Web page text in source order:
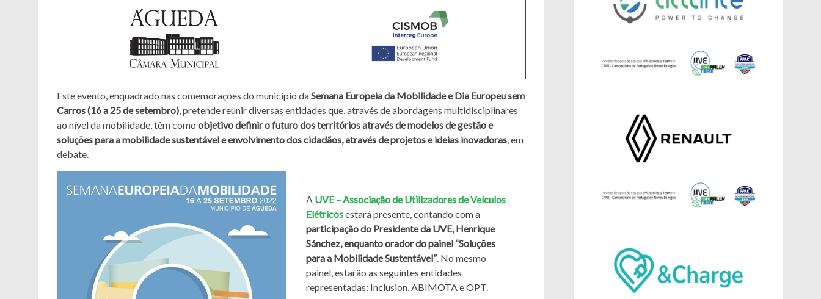
Este evento, enquadrado nas comemorações do município daSemana Europeia da Mobilidade e Dia Europeu sem
Carros (16 a 25 de setembro), pretende reunir diversas entidades que, através de abordagens multidisciplinares
ao nível da mobilidade, têm como objetivo definir o futuro dos territórios através de modelos de gestão e
soluções para a mobilidade sustentável e envolvimento dos cidadãos, através de projetos e ideias inovadoras, em
debate.
A UVE – Associação de Utilizadores de Veículos
Elétricosestará presente, contando com a
participação do Presidente da UVE, Henrique
Sánchez, enquanto orador do painel “Soluções
para a Mobilidade Sustentável”. No mesmo
painel, estarão as seguintes entidades
representadas: Inclusion, ABIMOTA e OPT.